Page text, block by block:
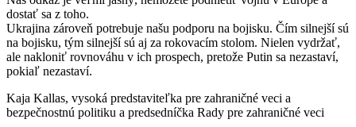
dostať sa z toho.
Ukrajina zároveň potrebuje našu podporu na bojisku. Čím silnejší sú
na bojisku, tým silnejší sú aj za rokovacím stolom. Nielen vydržať,
ale nakloniť rovnováhu v ich prospech, pretože Putin sa nezastaví,
pokiaľ nezastaví.
Kaja Kallas, vysoká predstaviteľka pre zahraničné veci a
bezpečnostnú politiku a predsedníčka Rady pre zahraničné veci